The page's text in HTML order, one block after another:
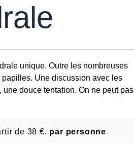
unique. Outre les nombreuses
Une discussion avec les
douce tentation. On ne peut pas
de 38 €. par personne